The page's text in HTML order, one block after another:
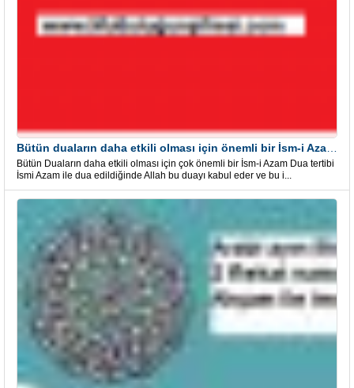
Bütün Duaların daha etkili olması için çok önemli bir İsm-i Azam Dua tertibi
İsmi Azam ile dua edildiğinde Allah bu duayı kabul eder ve bu i...